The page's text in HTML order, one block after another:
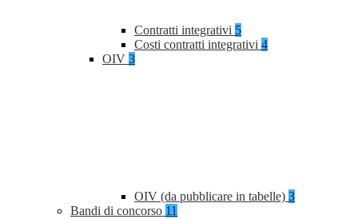
Contratti integrativi 5
Costi contratti integrativi 4
OIV 3
OIV (da pubblicare in tabelle) 3
Bandi di concorso 11